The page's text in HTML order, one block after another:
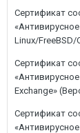
Сертификат
Linux/FreeBSD/
Сертификат
Exchange»
Сертификат